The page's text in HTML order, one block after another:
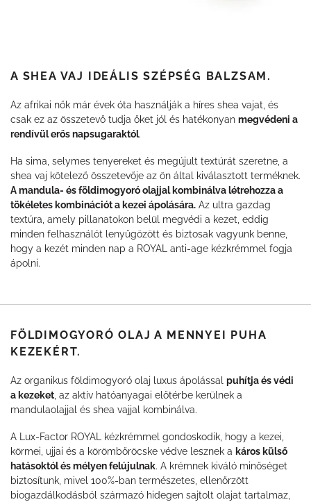
A SHEA VAJ IDEÁLIS SZÉPSÉG BALZSAM.
Az afrikai nők már évek óta használják a híres shea vajat, és
csak ez az összetevő tudja őket jól és hatékonyan megvédeni a
rendívül erős napsugaraktól.
Ha sima, selymes tenyereket és megújult textúrát szeretne, a
shea vaj kötelező összetevője az ön által kiválasztott terméknek.
A mandula- és földimogyoró olajjal kombinálva létrehozza a
tökéletes kombinációt a kezei ápolására. Az ultra gazdag
textúra, amely pillanatokon belül megvédi a kezet, eddig
minden felhasználót lenyűgözött és biztosak vagyunk benne,
hogy a kezét minden nap a ROYAL anti-age kézkrémmel fogja
ápolni.
FÖLDIMOGYORÓ OLAJ A MENNYEI PUHA
KEZEKÉRT.
Az organikus földimogyoró olaj luxus ápolással puhítja és védi
a kezeket , az aktív hatóanyagai előtérbe kerülnek a
mandulaolajjal és shea vajjal kombinálva.
A Lux-Factor ROYAL kézkrémmel gondoskodik, hogy a kezei,
körmei, ujjai és a körömbőröcske védve lesznek a káros külső
hatásoktól és mélyen felújulnak. A krémnek kiváló minőséget
biztosítunk, mivel 100%-ban természetes, ellenőrzött
biogazdálkodásból származó hidegen sajtolt olajat tartalmaz,